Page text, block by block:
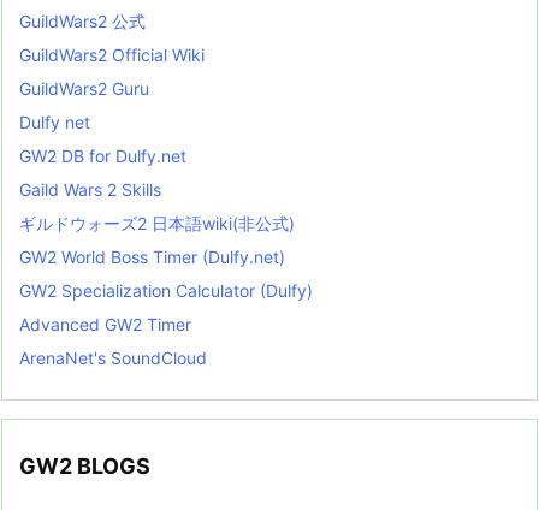
GuildWars2 公式
GuildWars2 Official Wiki
GuildWars2 Guru
Dulfy net
GW2 DB for Dulfy.net
Gaild Wars 2 Skills
ギルドウォーズ2 日本語wiki(非公式)
GW2 World Boss Timer (Dulfy.net)
GW2 Specialization Calculator (Dulfy)
Advanced GW2 Timer
ArenaNet's SoundCloud
GW2 BLOGS